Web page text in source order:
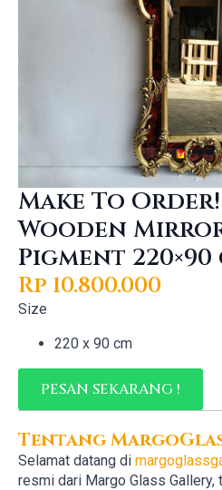
Make To
Wooden
Pigment 220×90
Rp 10.800.000
Size
220 x 90 cm
PESAN SEKARANG !
Tentang
Selamat datang di
resmi dari Margo Glass Gallery,